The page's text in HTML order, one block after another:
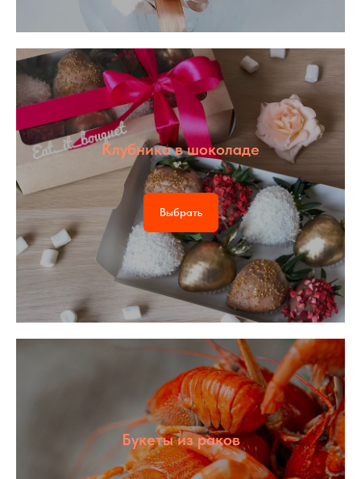
Клубника в шоколаде
Выбрать
Букеты из раков